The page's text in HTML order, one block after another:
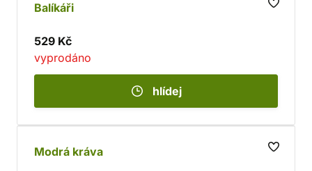
Balíkáři
529 Kč
vyprodáno
hlídej
Modrá kráva